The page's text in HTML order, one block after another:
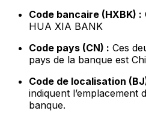
Code bancaire (HXBK) :
HUA XIA BANK
Code pays (CN) : Ces
pays de la banque est
Code de localisation
indiquent l’emplacement
banque.